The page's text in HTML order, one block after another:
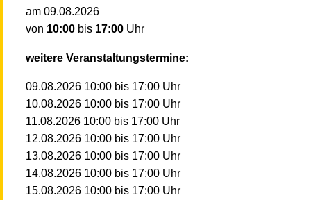
am09.08.2026
von 10:00 bis 17:00 Uhr
weitere Veranstaltungstermine:
09.08.2026 10:00 bis 17:00 Uhr
10.08.2026 10:00 bis 17:00 Uhr
11.08.2026 10:00 bis 17:00 Uhr
12.08.2026 10:00 bis 17:00 Uhr
13.08.2026 10:00 bis 17:00 Uhr
14.08.2026 10:00 bis 17:00 Uhr
15.08.2026 10:00 bis 17:00 Uhr